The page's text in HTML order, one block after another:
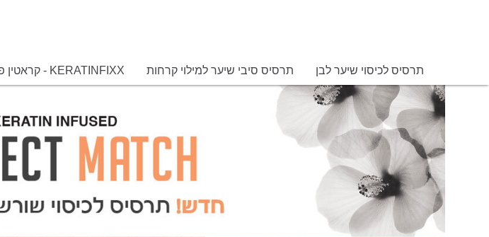
תרסיס לכיסוי שיער לבן תרסיס סיבי שיער למילוי קרחות KERATINFIXX - קראטין פיקס